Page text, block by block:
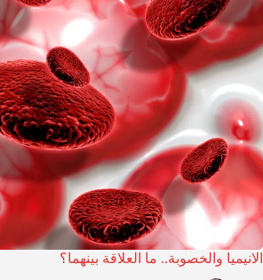
الانيميا والخصوبة.. ما العلاقة بينهما؟